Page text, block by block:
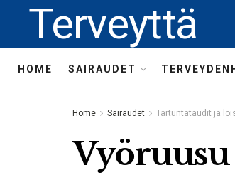
Terveyttä
HOME SAIRAUDET
Home Sairaudet Tartuntataudit ja
Vyöruusu